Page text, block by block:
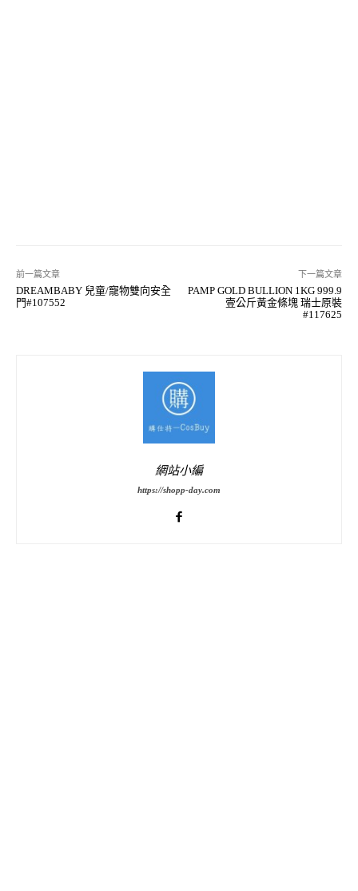
前一篇文章
DREAMBABY 兒童/寵物雙向安全
門#107552
下一篇文章
PAMP GOLD BULLION 1KG 999.9
壹公斤黃金條塊 瑞士原裝
#117625
網站小編
https://shopp-day.com